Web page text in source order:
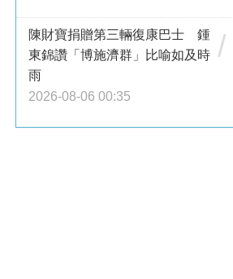
陳財寶捐贈第三輛復康巴士 鍾
東錦讚「博施濟群」比喻如及時
雨
2026-08-06 00:35
/